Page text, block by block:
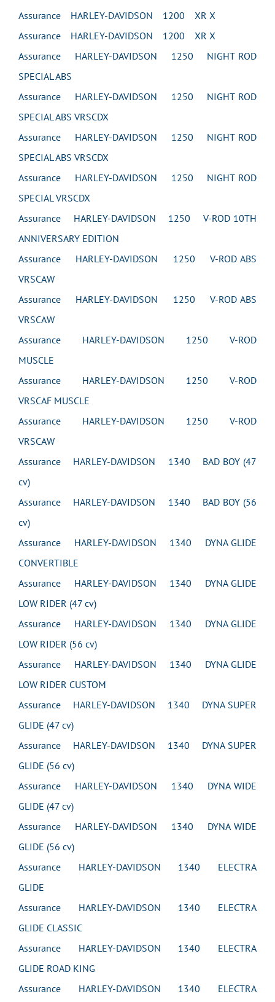
Assurance HARLEY-DAVIDSON 1200 XR X
Assurance HARLEY-DAVIDSON 1200 XR X
Assurance HARLEY-DAVIDSON 1250 NIGHT ROD
SPECIAL ABS
Assurance HARLEY-DAVIDSON 1250 NIGHT ROD
SPECIAL ABS VRSCDX
Assurance HARLEY-DAVIDSON 1250 NIGHT ROD
SPECIAL ABS VRSCDX
Assurance HARLEY-DAVIDSON 1250 NIGHT ROD
SPECIAL VRSCDX
Assurance HARLEY-DAVIDSON 1250 V-ROD 10TH
ANNIVERSARY EDITION
Assurance HARLEY-DAVIDSON 1250 V-ROD ABS
VRSCAW
Assurance HARLEY-DAVIDSON 1250 V-ROD ABS
VRSCAW
Assurance HARLEY-DAVIDSON 1250 V-ROD
MUSCLE
Assurance HARLEY-DAVIDSON 1250 V-ROD
VRSCAF MUSCLE
Assurance HARLEY-DAVIDSON 1250 V-ROD
VRSCAW
Assurance HARLEY-DAVIDSON 1340 BAD BOY (47
cv)
Assurance HARLEY-DAVIDSON 1340 BAD BOY (56
cv)
Assurance HARLEY-DAVIDSON 1340 DYNA GLIDE
CONVERTIBLE
Assurance HARLEY-DAVIDSON 1340 DYNA GLIDE
LOW RIDER (47 cv)
Assurance HARLEY-DAVIDSON 1340 DYNA GLIDE
LOW RIDER (56 cv)
Assurance HARLEY-DAVIDSON 1340 DYNA GLIDE
LOW RIDER CUSTOM
Assurance HARLEY-DAVIDSON 1340 DYNA SUPER
GLIDE (47 cv)
Assurance HARLEY-DAVIDSON 1340 DYNA SUPER
GLIDE (56 cv)
Assurance HARLEY-DAVIDSON 1340 DYNA WIDE
GLIDE (47 cv)
Assurance HARLEY-DAVIDSON 1340 DYNA WIDE
GLIDE (56 cv)
Assurance HARLEY-DAVIDSON 1340 ELECTRA
GLIDE
Assurance HARLEY-DAVIDSON 1340 ELECTRA
GLIDE CLASSIC
Assurance HARLEY-DAVIDSON 1340 ELECTRA
GLIDE ROAD KING
Assurance HARLEY-DAVIDSON 1340 ELECTRA